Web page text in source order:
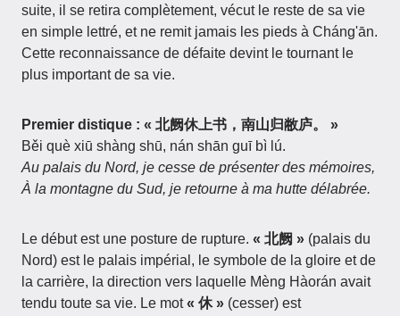
suite, il se retira complètement, vécut le reste de sa vie
en simple lettré, et ne remit jamais les pieds à Cháng'ān.
Cette reconnaissance de défaite devint le tournant le
plus important de sa vie.
Premier distique : « 北阙休上书，南山归敝庐。 »
Běi què xiū shàng shū, nán shān guī bì lú.
Au palais du Nord, je cesse de présenter des mémoires,
À la montagne du Sud, je retourne à ma hutte délabrée.
Le début est une posture de rupture. « 北阙 » (palais du
Nord) est le palais impérial, le symbole de la gloire et de
la carrière, la direction vers laquelle Mèng Hàorán avait
tendu toute sa vie. Le mot« 休 » (cesser) est